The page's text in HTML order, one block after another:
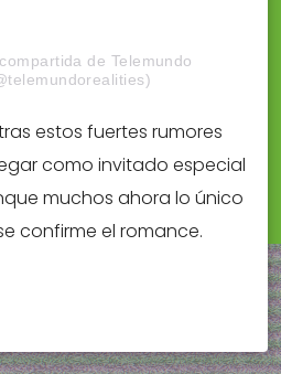
de Telemundo
estos fuertes rumores
como invitado especial
muchos ahora lo único
confirme el romance.